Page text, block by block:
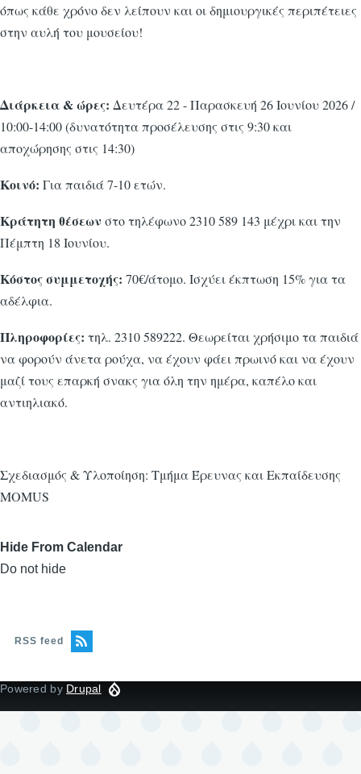
όπως κάθε χρόνο δεν λείπουν και οι δημιουργικές περιπέτειες
στην αυλή του μουσείου!
Διάρκεια & ώρες: Δευτέρα 22 - Παρασκευή 26 Ιουνίου 2026 /
10:00-14:00 (δυνατότητα προσέλευσης στις 9:30 και
αποχώρησης στις 14:30)
Κοινό: Για παιδιά 7-10 ετών.
Κράτητη θέσεων στο τηλέφωνο 2310 589 143 μέχρι και την
Πέμπτη 18 Ιουνίου.
Κόστος συμμετοχής: 70€/άτομο. Ισχύει έκπτωση 15% για τα
αδέλφια.
Πληροφορίες: τηλ. 2310 589222. Θεωρείται χρήσιμο τα παιδιά
να φορούν άνετα ρούχα, να έχουν φάει πρωινό και να έχουν
μαζί τους επαρκή σνακς για όλη την ημέρα, καπέλο και
αντιηλιακό.
Σχεδιασμός & Υλοποίηση: Τμήμα Έρευνας και Εκπαίδευσης
MOMUS
Hide From Calendar
Do not hide
RSS feed
Powered by Drupal